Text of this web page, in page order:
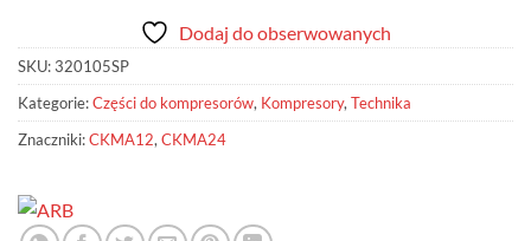
Dodaj do obserwowanych
SKU:320105SP
Kategorie:Części do kompresorów, Kompresory,Technika
Znaczniki:CKMA12,CKMA24